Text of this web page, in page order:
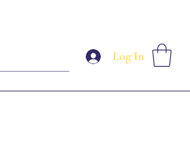
Log In